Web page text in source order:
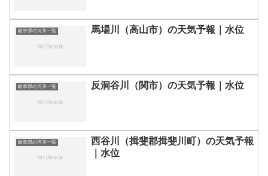
岐阜県の河川一覧 馬場川（高山市）の天気予報｜水位
岐阜県の河川一覧 反洞谷川（関市）の天気予報｜水位
岐阜県の河川一覧
西谷川（揖斐郡揖斐川町）の天気予報
｜水位